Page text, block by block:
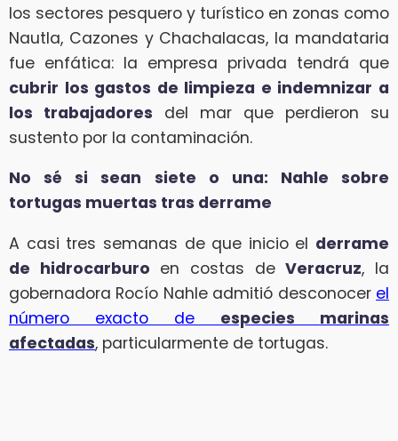
los sectores pesquero y turístico en zonas como
Nautla, Cazones y Chachalacas, la mandataria
fue enfática: la empresa privada tendrá que
cubrir los gastos de limpieza e indemnizar a
los trabajadores del mar que perdieron su
sustento por la contaminación.
No sé si sean siete o una: Nahle sobre
tortugas muertas tras derrame
A casi tres semanas de que inicio el derrame
de hidrocarburo en costas deVeracruz, la
gobernadora Rocío Nahle admitió desconocer el
número exacto de especies marinas
afectadas, particularmente de tortugas.